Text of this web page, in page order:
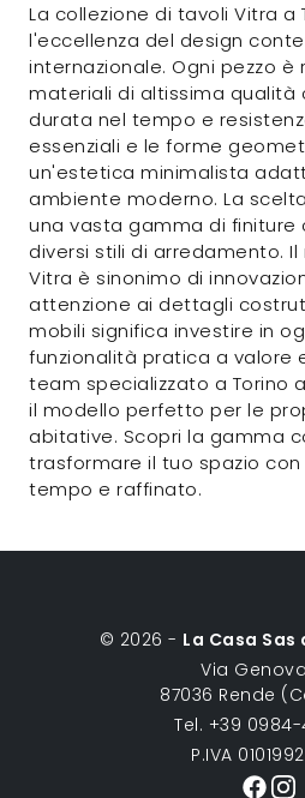
La collezione di tavoli Vitra a
l'eccellenza del design
internazionale. Ogni pezzo è
materiali di altissima qualità
durata nel tempo e
essenziali e le forme
un'estetica minimalista
ambiente moderno. La
una vasta gamma di finiture
diversi stili di arredamento. Il
Vitra è sinonimo di
attenzione ai dettagli
mobili significa investire in
funzionalità pratica a valore
team specializzato a Torino
il modello perfetto per le
abitative. Scopri la gamma
trasformare il tuo spazio con
tempo e raffinato.
© 2026 - La Casa Sas
Via
87036 Rende
Tel. +39 0984-
P.IVA